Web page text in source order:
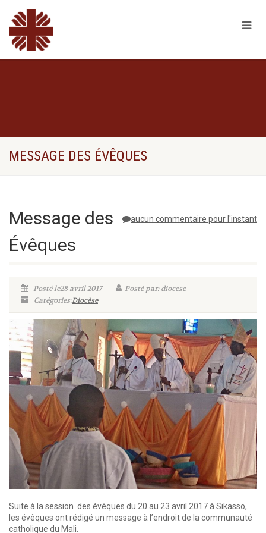
MESSAGE DES ÉVÊQUES
aucun commentaire pour l'instant
Message des
Évêques
Posté le28 avril 2017
Posté par: diocese
Catégories:Diocèse
Suite à la session des évêques du 20 au 23 avril 2017 à Sikasso,
les évêques ont rédigé un message à l’endroit de la communauté
catholique du Mali.